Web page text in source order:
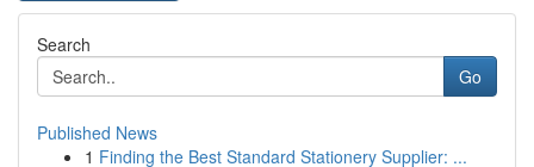
Search
Go
Published News
1 Finding the Best Standard Stationery Supplier: ...